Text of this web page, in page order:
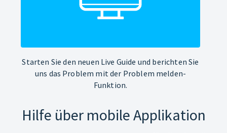
Starten Sie den neuen Live Guide und berichten Sie
uns das Problem mit der Problem melden-
Funktion.
Hilfe über mobile Applikation